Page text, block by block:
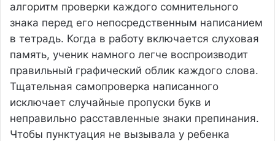
алгоритм проверки каждого сомнительного
знака перед его непосредственным написанием
в тетрадь. Когда в работу включается слуховая
память, ученик намного легче воспроизводит
правильный графический облик каждого слова.
Тщательная самопроверка написанного
исключает случайные пропуски букв и
неправильно расставленные знаки препинания.
Чтобы пунктуация не вызывала у ребенка